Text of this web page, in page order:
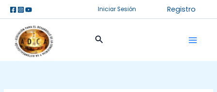
al
contenido
Iniciar Sesión Registro
Buscar